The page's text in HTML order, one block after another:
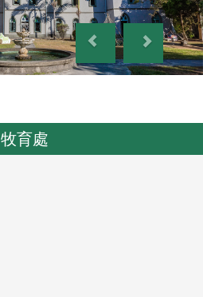
g
l
e
i
P
r
e
o
e
x
牧育處